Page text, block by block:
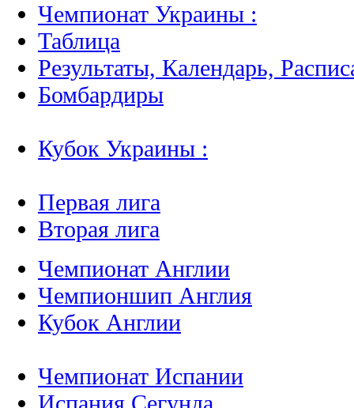
Чемпионат Украины :
Таблица
Результаты, Календарь,
Бомбардиры
Кубок Украины :
Первая лига
Вторая лига
Чемпионат Англии
Чемпионшип Англия
Кубок Англии
Чемпионат Испании